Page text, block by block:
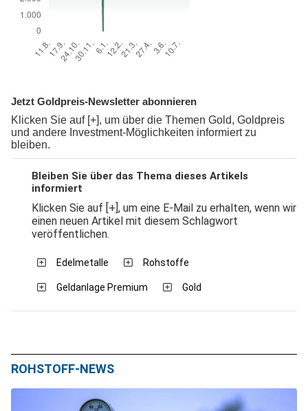
Jetzt Goldpreis-Newsletter abonnieren
Klicken Sie auf [+], um über die Themen Gold, Goldpreis
und andere Investment-Möglichkeiten informiert zu
bleiben.
Bleiben Sie über das Thema dieses Artikels
informiert
Klicken Sie auf [+], um eine E-Mail zu erhalten, wenn wir
einen neuen Artikel mit diesem Schlagwort
veröffentlichen.
Edelmetalle Rohstoffe
Geldanlage Premium Gold
ROHSTOFF-NEWS